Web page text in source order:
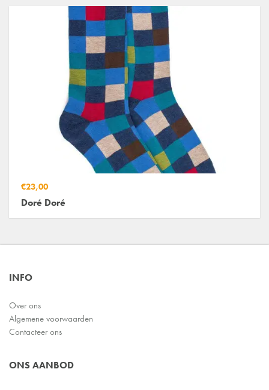
€23,00
Doré Doré
INFO
Over ons
Algemene voorwaarden
Contacteer ons
ONS AANBOD